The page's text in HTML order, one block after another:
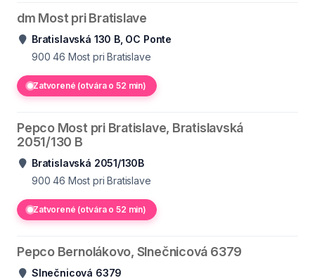
dm Most pri Bratislave
Bratislavská 130 B, OC Ponte
900 46 Most pri Bratislave
Zatvorené (otvára o 52 min)
Pepco Most pri Bratislave, Bratislavská
2051/130 B
Bratislavská 2051/130B
900 46 Most pri Bratislave
Zatvorené (otvára o 52 min)
Pepco Bernolákovo, Slnečnicová 6379
Slnečnicová 6379